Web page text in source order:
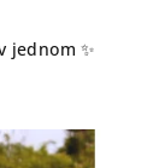
jednom ✨